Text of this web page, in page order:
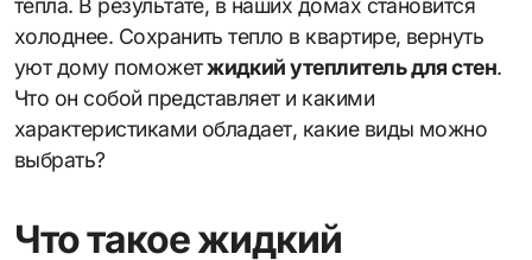
тепла. В результате, в наших домах становится
холоднее. Сохранить тепло в квартире, вернуть
уют дому поможетжидкий утеплитель для стен.
Что он собой представляет и какими
характеристиками обладает, какие виды можно
выбрать?
Что такое жидкий